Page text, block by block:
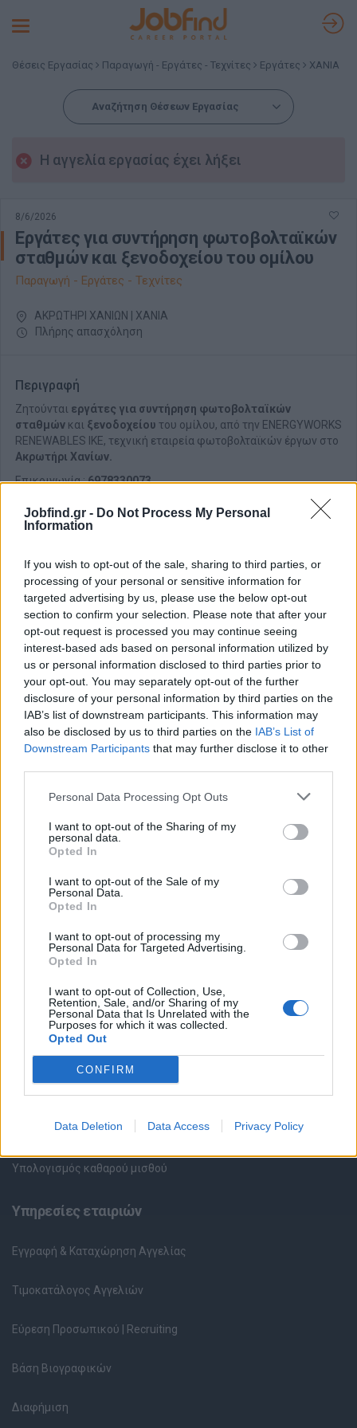
Jobfind.gr - Do Not Process My Personal
Information
If you wish to opt-out of the sale, sharing to third parties, or
processing of your personal or sensitive information for
targeted advertising by us, please use the below opt-out
section to confirm your selection. Please note that after your
opt-out request is processed you may continue seeing
interest-based ads based on personal information utilized by
us or personal information disclosed to third parties prior to
your opt-out. You may separately opt-out of the further
disclosure of your personal information by third parties on the
IAB’s list of downstream participants. This information may
also be disclosed by us to third parties on the IAB’s List of
Downstream Participants that may further disclose it to other
Personal Data Processing Opt Outs
I want to opt-out of the Sharing of my
personal data.
Opted In
I want to opt-out of the Sale of my
Personal Data.
Opted In
I want to opt-out of processing my
Personal Data for Targeted Advertising.
Opted In
I want to opt-out of Collection, Use,
Retention, Sale, and/or Sharing of my
Personal Data that Is Unrelated with the
Purposes for which it was collected.
Opted Out
CONFIRM
Data Deletion Data Access Privacy Policy
Toggle
Θέσεις Εργασίας Παραγωγή - Εργάτες - Τεχνίτες Εργάτες ΧΑΝΙΑ
Αναζήτηση Θέσεων Εργασίας
Η αγγελία εργασίας έχει λήξει
8/6/2026
Εργάτες για συντήρηση φωτοβολταϊκών
σταθμών και ξενοδοχείου του ομίλου
Παραγωγή - Εργάτες - Τεχνίτες
ΑΚΡΩΤΗΡΙ ΧΑΝΙΩΝ | ΧΑΝΙΑ
Πλήρης απασχόληση
Περιγραφή
Ζητούνται εργάτες για συντήρηση φωτοβολταϊκών
σταθμών και ξενοδοχείου του ομίλου, από την ENERGYWORKS
RENEWABLES IKE, τεχνική εταιρεία φωτοβολταϊκών έργων στο
Ακρωτήρι Χανίων.
Επικοινωνία :6978330073
Θέσεις εργασίας
Θέσεις Εργασίας ανά Ειδικότητα
Θέσεις Εργασίας ανά Εταιρεία
Κέντρο Βοήθειας
Καταχώρηση Online Βιογραφικού
Συμβουλές Καριέρας
HR corner
Ερωτήσεις συνεντεύξεων
Υπολογισμός καθαρού μισθού
Υπηρεσίες εταιριών
Εγγραφή & Καταχώρηση Αγγελίας
Τιμοκατάλογος Αγγελιών
Εύρεση Προσωπικού | Recruiting
Βάση Βιογραφικών
Διαφήμιση